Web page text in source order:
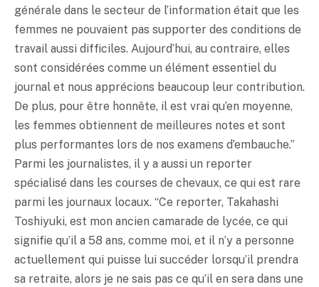
générale dans le secteur de l’information était que les
femmes ne pouvaient pas supporter des conditions de
travail aussi difficiles. Aujourd’hui, au contraire, elles
sont considérées comme un élément essentiel du
journal et nous apprécions beaucoup leur contribution.
De plus, pour être honnête, il est vrai qu’en moyenne,
les femmes obtiennent de meilleures notes et sont
plus performantes lors de nos examens d’embauche.”
Parmi les journalistes, il y a aussi un reporter
spécialisé dans les courses de chevaux, ce qui est rare
parmi les journaux locaux. “Ce reporter, Takahashi
Toshiyuki, est mon ancien camarade de lycée, ce qui
signifie qu’il a 58 ans, comme moi, et il n’y a personne
actuellement qui puisse lui succéder lorsqu’il prendra
sa retraite, alors je ne sais pas ce qu’il en sera dans une